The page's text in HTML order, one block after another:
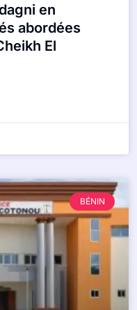
en
abordées
El
BÉNIN